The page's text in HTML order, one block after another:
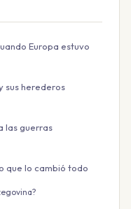
Europa estuvo
sus herederos
las guerras
que lo cambió todo